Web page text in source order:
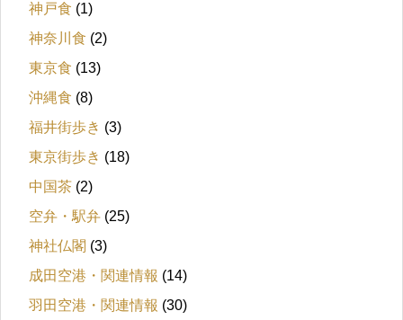
神戸食 (1)
神奈川食 (2)
東京食 (13)
沖縄食 (8)
福井街歩き (3)
東京街歩き (18)
中国茶 (2)
空弁・駅弁 (25)
神社仏閣 (3)
成田空港・関連情報 (14)
羽田空港・関連情報 (30)